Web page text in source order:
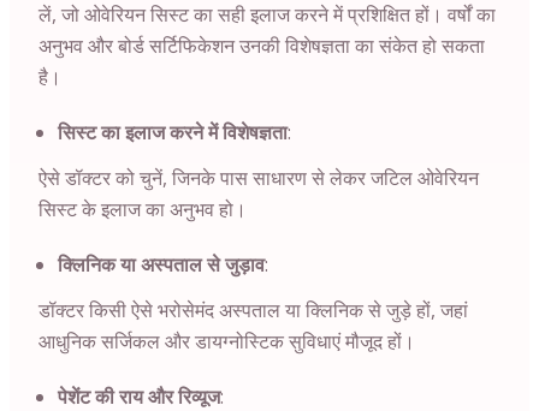
लें, जो ओवेरियन सिस्ट का सही इलाज करने में प्रशिक्षित हों। वर्षों का
अनुभव और बोर्ड सर्टिफिकेशन उनकी विशेषज्ञता का संकेत हो सकता
है।
सिस्ट का इलाज करने में विशेषज्ञता:
ऐसे डॉक्टर को चुनें, जिनके पास साधारण से लेकर जटिल ओवेरियन
सिस्ट के इलाज का अनुभव हो।
क्लिनिक या अस्पताल से जुड़ाव:
डॉक्टर किसी ऐसे भरोसेमंद अस्पताल या क्लिनिक से जुड़े हों, जहां
आधुनिक सर्जिकल और डायग्नोस्टिक सुविधाएं मौजूद हों।
पेशेंट की राय और रिव्यूज: